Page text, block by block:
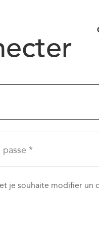
*
je souhaite modifier un